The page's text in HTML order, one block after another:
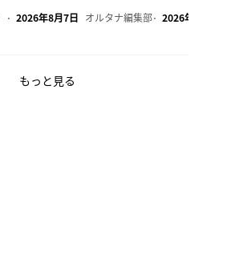
2026年8月7日 オルタナ編集部 2026年8月7日
もっと見る